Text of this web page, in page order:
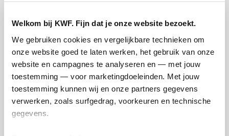
Welkom bij KWF. Fijn dat je onze website bezoekt.
We gebruiken cookies en vergelijkbare technieken om
onze website goed te laten werken, het gebruik van onze
website en campagnes te analyseren en — met jouw
toestemming — voor marketingdoeleinden. Met jouw
toestemming kunnen wij en onze partners gegevens
verwerken, zoals surfgedrag, voorkeuren en technische
gegevens.
Sjanneke's badges